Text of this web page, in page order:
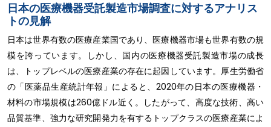
日本の医療機器受託製造市場調査に対するアナリス
トの見解
日本は世界有数の医療産業国であり、医療機器市場も世界有数の規
模を誇っています。しかし、国内の医療機器受託製造市場の成長
は、トップレベルの医療産業の存在に起因しています。厚生労働省
の「医薬品生産統計年報」によると、2020年の日本の医療機器・
材料の市場規模は260億ドル近く。したがって、高度な技術、高い
品質基準、強力な研究開発力を有するトップクラスの医療産業によ